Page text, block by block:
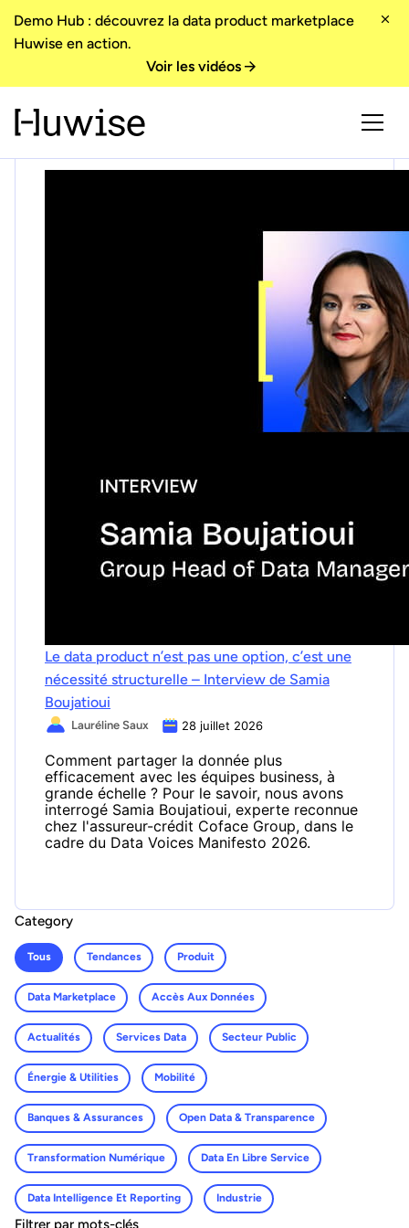
Demo Hub : découvrez la data product marketplace
Huwise en action.
Voir les vidéos
Le data product n’est pas une option, c’est une
nécessité structurelle – Interview de Samia
Boujatioui
Lauréline Saux 28 juillet 2026
Comment partager la donnée plus
efficacement avec les équipes business, à
grande échelle ? Pour le savoir, nous avons
interrogé Samia Boujatioui, experte reconnue
chez l'assureur-crédit Coface Group, dans le
cadre du Data Voices Manifesto 2026.
Category
Tous Tendances Produit
Data Marketplace Accès Aux Données
Actualités Services Data Secteur Public
Énergie & Utilities Mobilité
Banques & Assurances Open Data & Transparence
Transformation Numérique Data En Libre Service
Data Intelligence Et Reporting Industrie
Filtrer par mots-clés